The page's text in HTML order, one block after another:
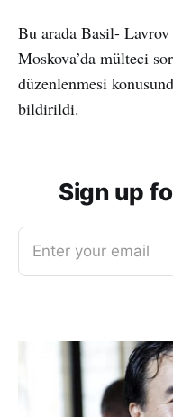
Bu arada Basil- Lavrov
Moskova’da mülteci
düzenlenmesi
bildirildi.
Sign up
Enter your email